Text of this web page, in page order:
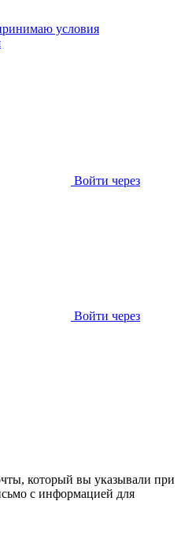
условия
Войти через
Войти через
который вы указывали при
с информацией для